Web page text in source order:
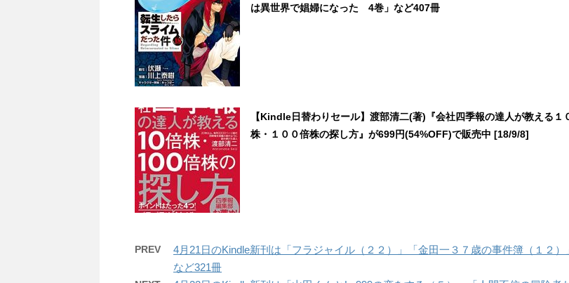
は異世界で娼婦になった 4巻」など407冊
【Kindle日替わりセール】渡部清二(著)『会社四季報の達人が教える１
株・１００倍株の探し方』が699円(54%OFF)で販売中 [18/9/8]
PREV
4月21日のKindle新刊は「フラジャイル（２２）」「金田一３７歳の事件簿（１２）
など321冊